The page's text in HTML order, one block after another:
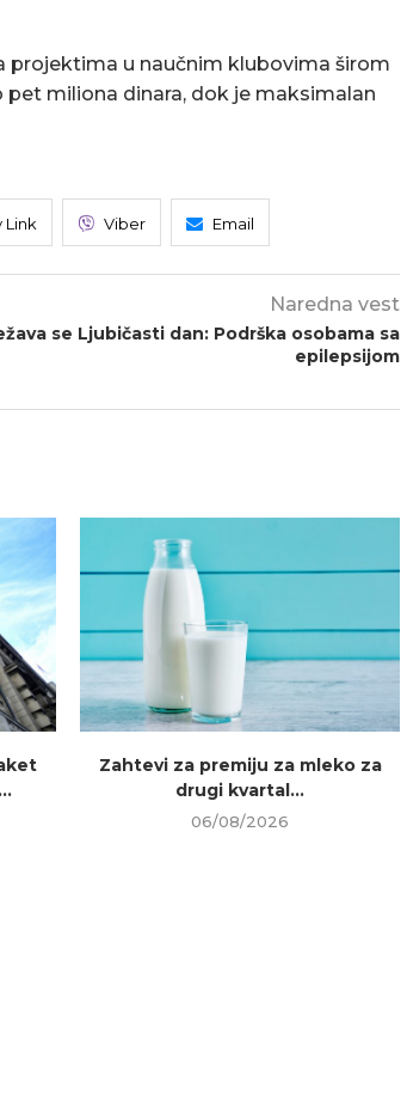
projektima u naučnim klubovima širom
miliona dinara, dok je maksimalan
Link Viber Email
Naredna vest
se Ljubičasti dan: Podrška osobama sa
epilepsijom
Zahtevi za premiju za mleko za
drugi kvartal...
06/08/2026